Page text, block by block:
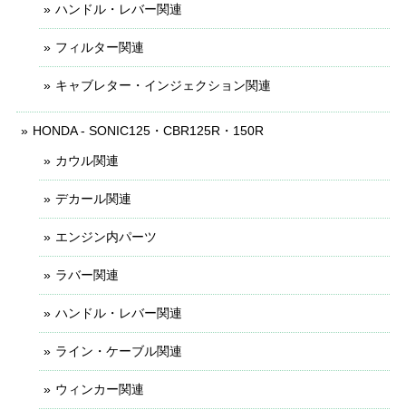
ハンドル・レバー関連
フィルター関連
キャブレター・インジェクション関連
HONDA - SONIC125・CBR125R・150R
カウル関連
デカール関連
エンジン内パーツ
ラバー関連
ハンドル・レバー関連
ライン・ケーブル関連
ウィンカー関連